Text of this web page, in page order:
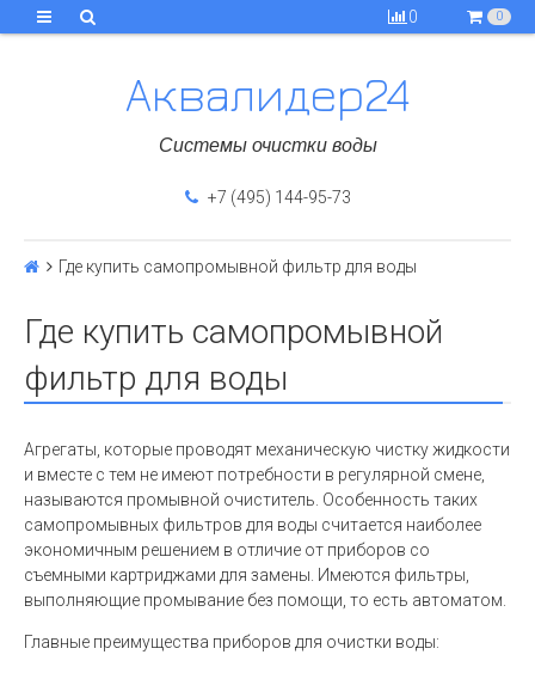
0 0
Аквалидер24
Системы очистки воды
+7 (495) 144-95-73
Где купить самопромывной фильтр для воды
Где купить самопромывной
фильтр для воды
Агрегаты, которые проводят механическую чистку жидкости
и вместе с тем не имеют потребности в регулярной смене,
называются промывной очиститель. Особенность таких
самопромывных фильтров для воды считается наиболее
экономичным решением в отличие от приборов со
съемными картриджами для замены. Имеются фильтры,
выполняющие промывание без помощи, то есть автоматом.
Главные преимущества приборов для очистки воды: